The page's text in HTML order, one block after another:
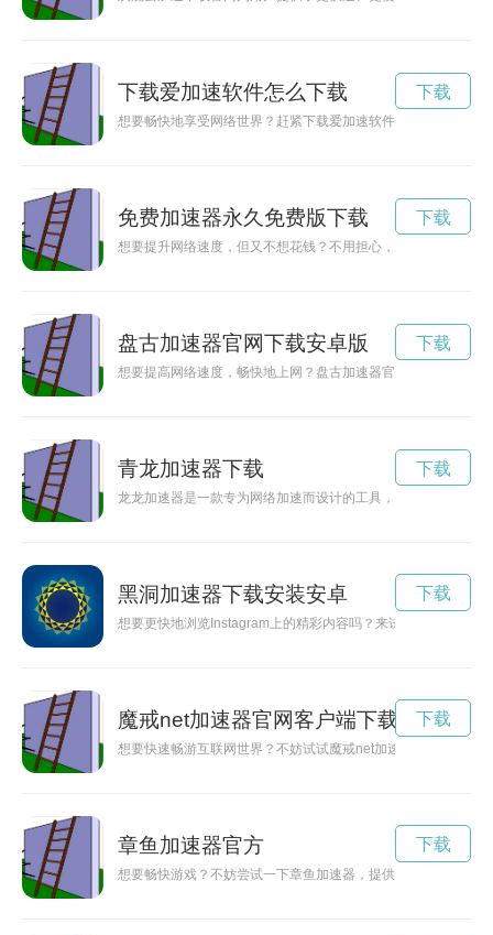
下载爱加速软件怎么下载
想要畅快地享受网络世界？赶紧下载爱加速软件，让你的网络速
下载
免费加速器永久免费版下载
想要提升网络速度，但又不想花钱？不用担心，这里有免费加
下载
盘古加速器官网下载安卓版
想要提高网络速度，畅快地上网？盘古加速器官网下载是您的
下载
青龙加速器下载
龙龙加速器是一款专为网络加速而设计的工具，能够有效提升
下载
黑洞加速器下载安装安卓
想要更快地浏览Instagram上的精彩内容吗？来试试黑洞加速器
下载
魔戒net加速器官网客户端下载
想要快速畅游互联网世界？不妨试试魔戒net加速器，让你的网
下载
章鱼加速器官方
想要畅快游戏？不妨尝试一下章鱼加速器，提供官方下载和详细
下载